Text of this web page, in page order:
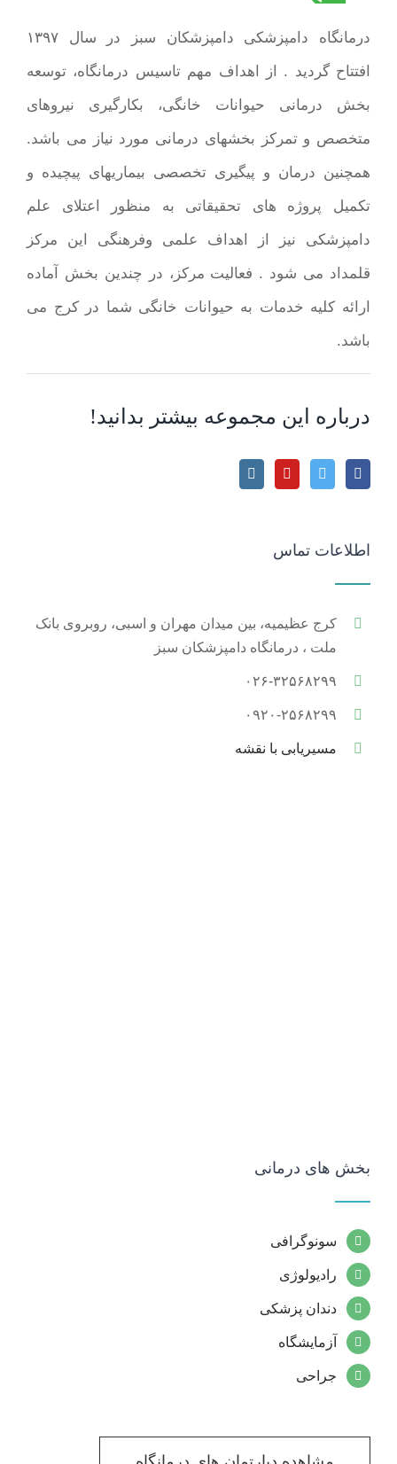
درمانگاه دامپزشکی دامپزشکان سبز در سال ۱۳۹۷
افتتاح گردید . از اهداف مهم تاسیس درمانگاه، توسعه
بخش درمانی حیوانات خانگی، بکارگیری نیروهای
متخصص و تمرکز بخشهای درمانی مورد نیاز می باشد.
همچنین درمان و پیگیری تخصصی بیماریهای پیچیده و
تکمیل پروژه های تحقیقاتی به منظور اعتلای علم
دامپزشکی نیز از اهداف علمی وفرهنگی این مرکز
قلمداد می شود . فعالیت مرکز، در چندین بخش آماده
ارائه کلیه خدمات به حیوانات خانگی شما در کرج می
باشد.
درباره این مجموعه بیشتر بدانید!
اطلاعات تماس
کرج عظیمیه، بین میدان مهران و اسبی، روبروی بانک
ملت ، درمانگاه دامپزشکان سبز
۰۲۶-۳۲۵۶۸۲۹۹
۰۹۲۰-۲۵۶۸۲۹۹
مسیریابی با نقشه
بخش های درمانی
سونوگرافی
رادیولوژی
دندان پزشکی
آزمایشگاه
جراحی